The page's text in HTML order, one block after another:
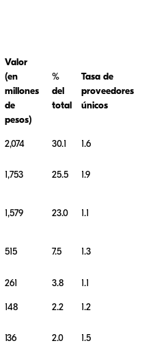
Valor
(en
millones
de
pesos)
%
del
total
Tasa de
proveedores
únicos
2,074 30.1 1.6
1,753 25.5 1.9
1,579 23.0 1.1
515 7.5 1.3
261 3.8 1.1
148 2.2 1.2
136 2.0 1.5